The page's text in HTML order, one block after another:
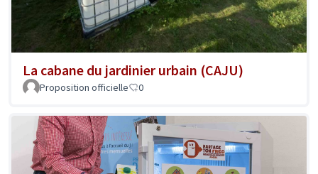
La cabane du jardinier urbain (CAJU)
Proposition officielle 0